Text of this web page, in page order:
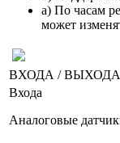
а) По часам
может
ВХОДА / ВЫХОДА
Входа
Аналоговые